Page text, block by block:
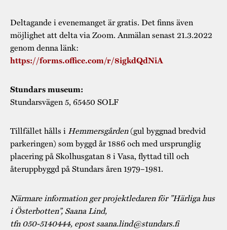
Deltagande i evenemanget är gratis. Det finns även
möjlighet att delta via Zoom. Anmälan senast 21.3.2022
genom denna länk:
https://forms.office.com/r/8igkdQdNiA
Stundars museum:
Stundarsvägen 5, 65450 SOLF
Tillfället hålls i Hemmersgården(gul byggnad bredvid
parkeringen) som byggd år 1886 och med ursprunglig
placering på Skolhusgatan 8 i Vasa, flyttad till och
återuppbyggd på Stundars åren 1979–1981.
Närmare information ger projektledaren för ”Härliga hus
i Österbotten”, Saana Lind,
tfn 050-5140444, epost saana.lind@stundars.fi